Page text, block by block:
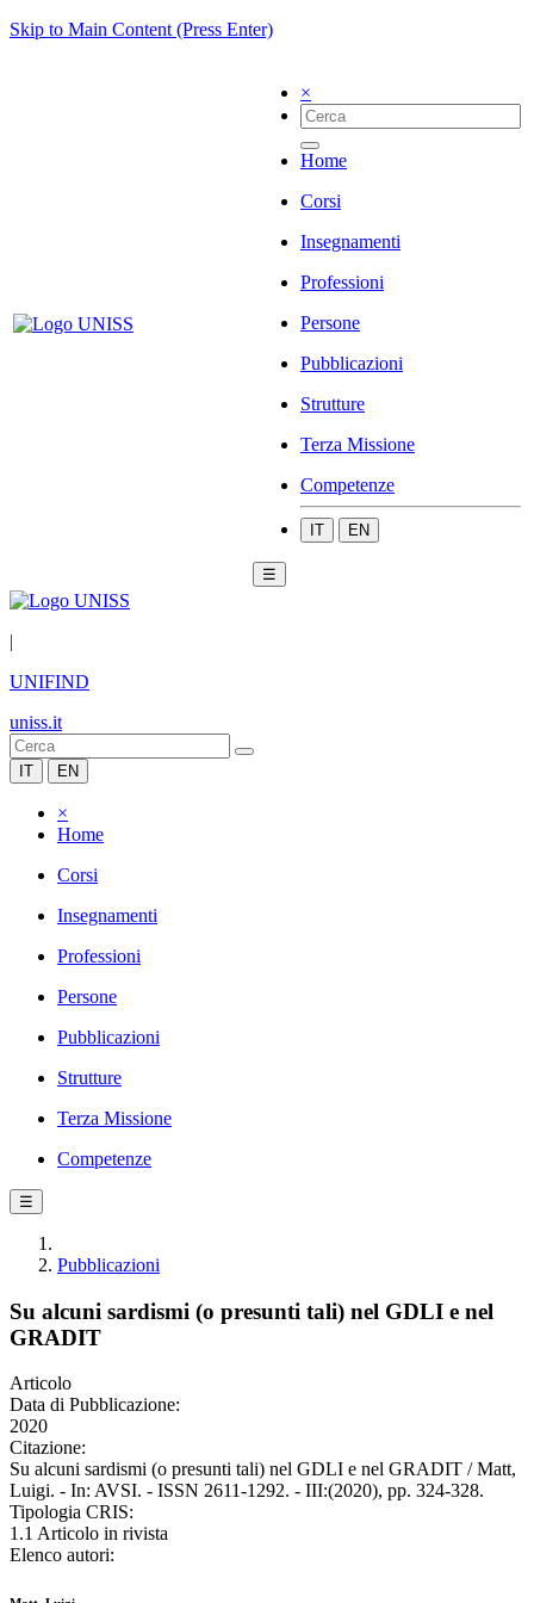
Skip to Main Content (Press Enter)
×
Home
Corsi
Insegnamenti
Professioni
Persone
Pubblicazioni
Strutture
Terza Missione
Competenze
IT EN
☰
|
UNIFIND
uniss.it
IT EN
×
Home
Corsi
Insegnamenti
Professioni
Persone
Pubblicazioni
Strutture
Terza Missione
Competenze
☰
Pubblicazioni
Su alcuni sardismi (o presunti tali) nel GDLI e nel
GRADIT
Articolo
Data di Pubblicazione:
2020
Citazione:
Su alcuni sardismi (o presunti tali) nel GDLI e nel GRADIT / Matt,
Luigi. - In: AVSI. - ISSN 2611-1292. - III:(2020), pp. 324-328.
Tipologia CRIS:
1.1 Articolo in rivista
Elenco autori: